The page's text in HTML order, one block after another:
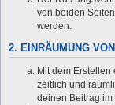
von beiden
werden.
2. EINRÄUMUNG
Mit dem
zeitlich und
deinen Beitrag